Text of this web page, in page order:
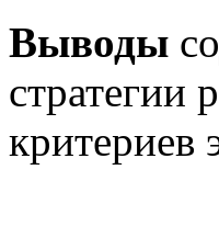
Выводы
стратегии
критериев